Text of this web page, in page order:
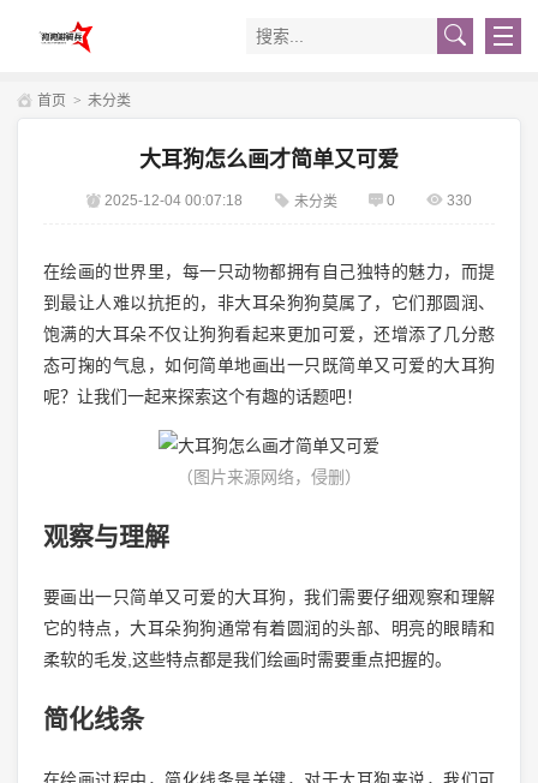
首页 > 未分类
大耳狗怎么画才简单又可爱
2025-12-04 00:07:18 未分类 0 330
在绘画的世界里，每一只动物都拥有自己独特的魅力，而提
到最让人难以抗拒的，非大耳朵狗狗莫属了，它们那圆润、
饱满的大耳朵不仅让狗狗看起来更加可爱，还增添了几分憨
态可掬的气息，如何简单地画出一只既简单又可爱的大耳狗
呢？让我们一起来探索这个有趣的话题吧！
（图片来源网络，侵删）
观察与理解
要画出一只简单又可爱的大耳狗，我们需要仔细观察和理解
它的特点，大耳朵狗狗通常有着圆润的头部、明亮的眼睛和
柔软的毛发,这些特点都是我们绘画时需要重点把握的。
简化线条
在绘画过程中，简化线条是关键，对于大耳狗来说，我们可